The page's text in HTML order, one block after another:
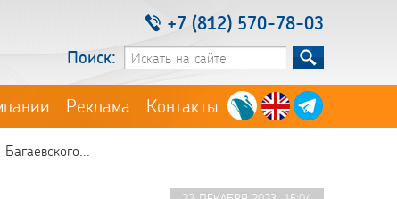
+7 (812) 570-78-03
Поиск:
Реклама Контакты